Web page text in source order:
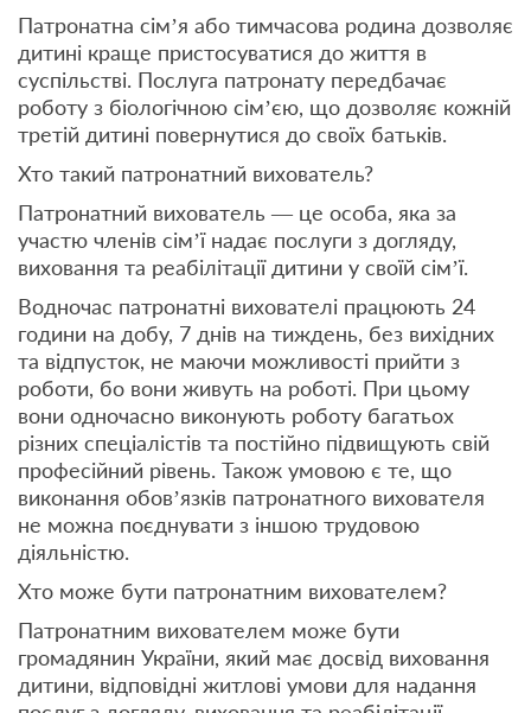
Патронатна сім’я або тимчасова родина дозволяє
дитині краще пристосуватися до життя в
суспільстві. Послуга патронату передбачає
роботу з біологічною сім’єю, що дозволяє кожній
третій дитині повернутися до своїх батьків.
Хто такий патронатний вихователь?
Патронатний вихователь — це особа, яка за
участю членів сім’ї надає послуги з догляду,
виховання та реабілітації дитини у своїй сім’ї.
Водночас патронатні вихователі працюють 24
години на добу, 7 днів на тиждень, без вихідних
та відпусток, не маючи можливості прийти з
роботи, бо вони живуть на роботі. При цьому
вони одночасно виконують роботу багатьох
різних спеціалістів та постійно підвищують свій
професійний рівень. Також умовою є те, що
виконання обов’язків патронатного вихователя
не можна поєднувати з іншою трудовою
діяльністю.
Хто може бути патронатним вихователем?
Патронатним вихователем може бути
громадянин України, який має досвід виховання
дитини, відповідні житлові умови для надання